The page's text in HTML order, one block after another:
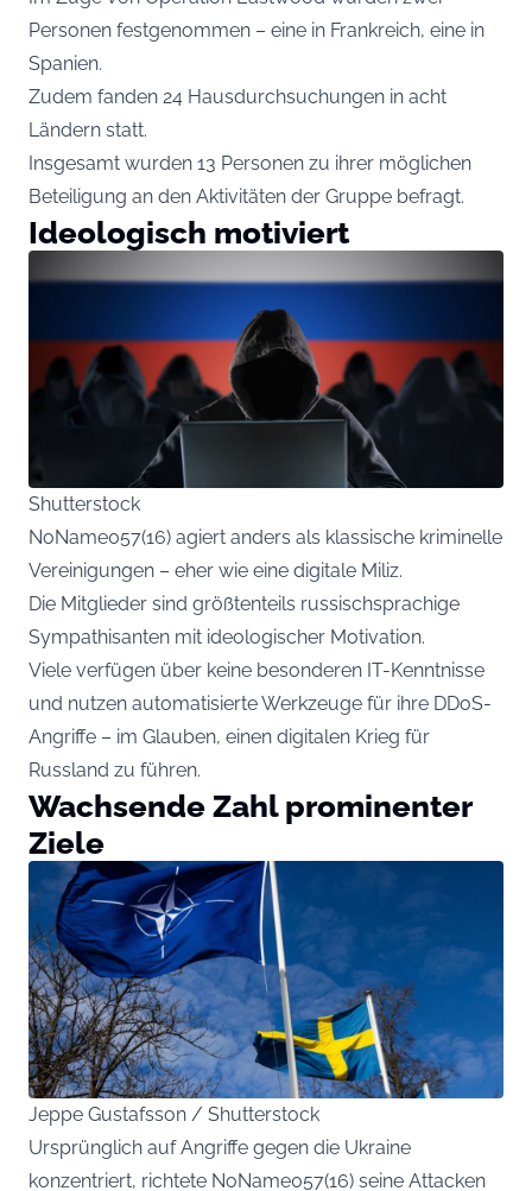
Personen festgenommen – eine in Frankreich, eine in
Spanien.
Zudem fanden 24 Hausdurchsuchungen in acht
Ländern statt.
Insgesamt wurden 13 Personen zu ihrer möglichen
Beteiligung an den Aktivitäten der Gruppe befragt.
Ideologisch motiviert
Shutterstock
NoName057(16) agiert anders als klassische kriminelle
Vereinigungen – eher wie eine digitale Miliz.
Die Mitglieder sind größtenteils russischsprachige
Sympathisanten mit ideologischer Motivation.
Viele verfügen über keine besonderen IT-Kenntnisse
und nutzen automatisierte Werkzeuge für ihre DDoS-
Angriffe – im Glauben, einen digitalen Krieg für
Russland zu führen.
Wachsende Zahl prominenter
Ziele
Jeppe Gustafsson / Shutterstock
Ursprünglich auf Angriffe gegen die Ukraine
konzentriert, richtete NoName057(16) seine Attacken